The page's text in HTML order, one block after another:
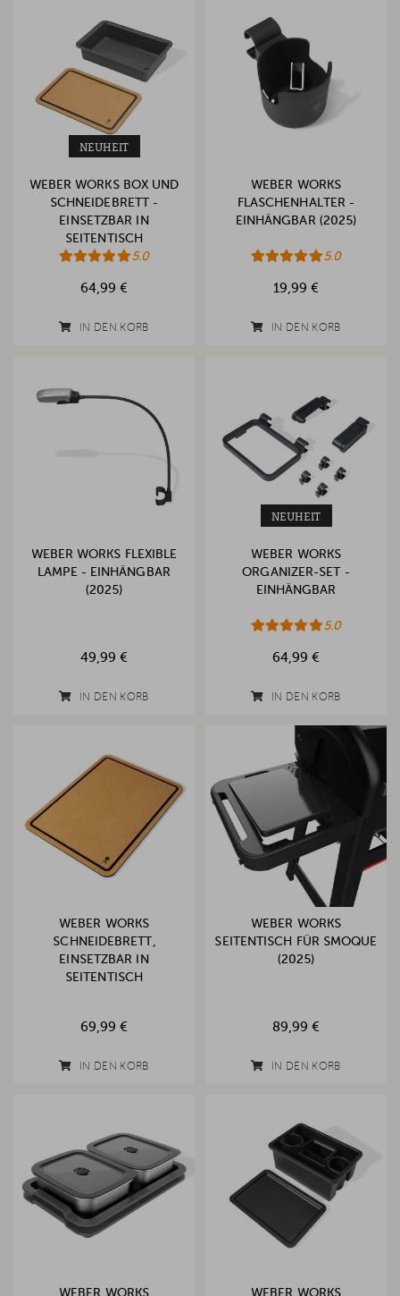
NEUHEIT
WEBER WORKS BOX UND
SCHNEIDEBRETT -
EINSETZBAR IN
SEITENTISCH
5.0
64,99 €
IN DEN KORB
WEBER WORKS
FLASCHENHALTER -
EINHÄNGBAR (2025)
5.0
19,99 €
IN DEN KORB
WEBER WORKS FLEXIBLE
LAMPE - EINHÄNGBAR
(2025)
49,99 €
IN DEN KORB
NEUHEIT
WEBER WORKS
ORGANIZER-SET -
EINHÄNGBAR
5.0
64,99 €
IN DEN KORB
WEBER WORKS
SCHNEIDEBRETT,
EINSETZBAR IN
SEITENTISCH
69,99 €
IN DEN KORB
WEBER WORKS
SEITENTISCH FÜR SMOQUE
(2025)
89,99 €
IN DEN KORB
WEBER WORKS WEBER WORKS